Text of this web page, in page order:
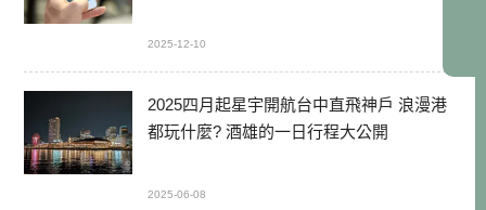
2025-12-10
2025四月起星宇開航台中直飛神戶 浪漫港
都玩什麼? 酒雄的一日行程大公開
2025-06-08